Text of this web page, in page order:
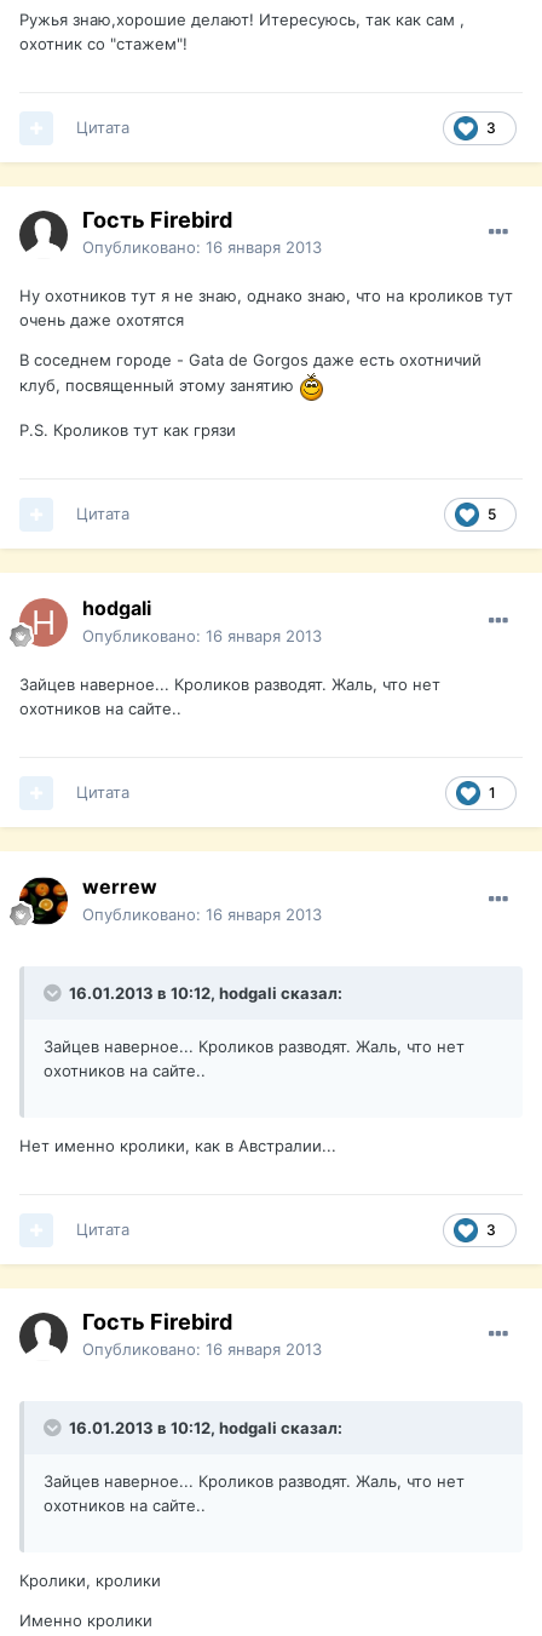
Ружья знаю,хорошие делают! Итересуюсь, так как сам ,
охотник со "стажем"!
3
Цитата
Гость Firebird
Опубликовано: 16 января 2013
Ну охотников тут я не знаю, однако знаю, что на кроликов тут
очень даже охотятся
В соседнем городе - Gata de Gorgos даже есть охотничий
клуб, посвященный этому занятию
P.S. Кроликов тут как грязи
5
Цитата
hodgali
Опубликовано: 16 января 2013
Зайцев наверное... Кроликов разводят. Жаль, что нет
охотников на сайте..
1
Цитата
werrew
Опубликовано: 16 января 2013
16.01.2013 в 10:12, hodgali сказал:
Зайцев наверное... Кроликов разводят. Жаль, что нет
охотников на сайте..
Нет именно кролики, как в Австралии...
3
Цитата
Гость Firebird
Опубликовано: 16 января 2013
16.01.2013 в 10:12, hodgali сказал:
Зайцев наверное... Кроликов разводят. Жаль, что нет
охотников на сайте..
Кролики, кролики
Именно кролики